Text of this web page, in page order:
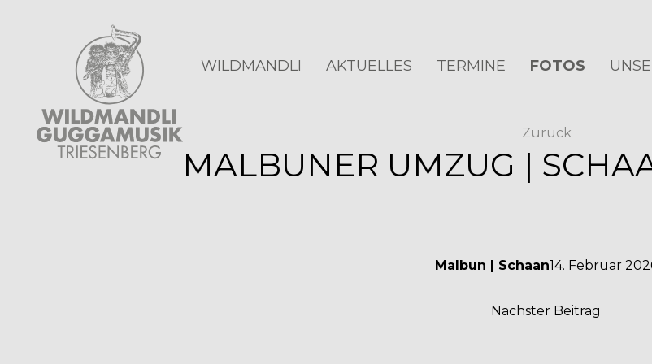
WILDMANDLI AKTUELLES TERMINE FOTOS
Zurück
MALBUNER UMZUG |
Malbun | Schaan14. Februar
Nächster Beitrag